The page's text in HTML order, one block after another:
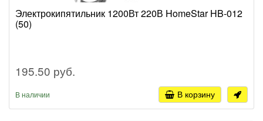
Электрокипятильник 1200Вт 220В HomeStar HB-012
(50)
195.50 руб.
В наличии В корзину